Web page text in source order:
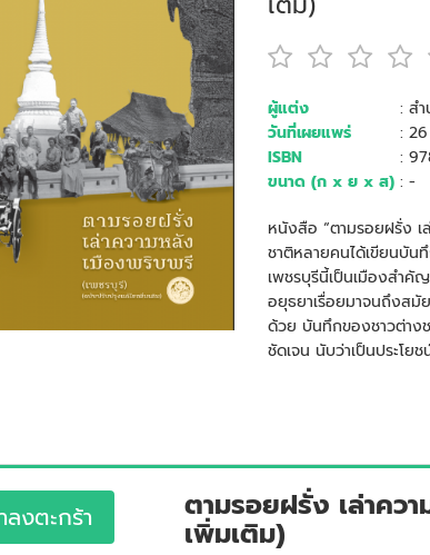
ผู้แต่ง : ส
วันที่เผยแพร่
:
ISBN
:
ขนาด (ก x ย x ส) : -
หนังสือ “ตามรอยฝรั่ง เ
ชาติหลายคนได้เขียนบันทึ
เพชรบุรีนี้เป็นเมืองสำคั
อยุธยาเรื่อยมาจนถึงสมั
ด้วย บันทึกของชาวต่างช
ชัดเจน นับว่าเป็นประโย
งตะกร้า ตามรอยฝรั่ง เล่าคว
เพิ่มเติม)